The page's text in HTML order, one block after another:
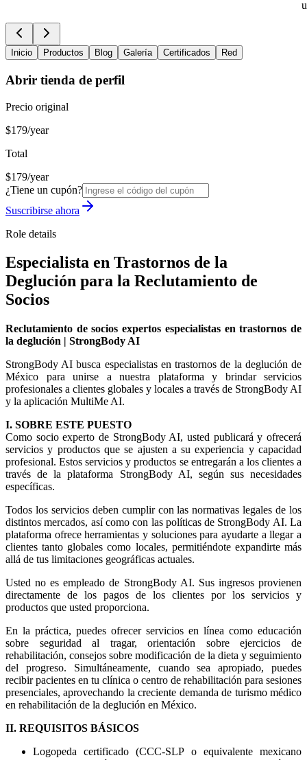
Inicio Productos Blog Galería Certificados Red
Abrir tienda de perfil
Precio original
$179/year
Total
$179/year
¿Tiene un cupón?
Suscribirse ahora
Role details
Especialista en Trastornos de la
Deglución para la Reclutamiento de
Socios
Reclutamiento de socios expertos especialistas en trastornos de
la deglución | StrongBody AI
StrongBody AI busca especialistas en trastornos de la deglución de
México para unirse a nuestra plataforma y brindar servicios
profesionales a clientes globales y locales a través de StrongBody AI
y la aplicación MultiMe AI.
I. SOBRE ESTE PUESTO
Como socio experto de StrongBody AI, usted publicará y ofrecerá
servicios y productos que se ajusten a su experiencia y capacidad
profesional. Estos servicios y productos se entregarán a los clientes a
través de la plataforma StrongBody AI, según sus necesidades
específicas.
Todos los servicios deben cumplir con las normativas legales de los
distintos mercados, así como con las políticas de StrongBody AI. La
plataforma ofrece herramientas y soluciones para ayudarte a llegar a
clientes tanto globales como locales, permitiéndote expandirte más
allá de tus limitaciones geográficas actuales.
Usted no es empleado de StrongBody AI. Sus ingresos provienen
directamente de los pagos de los clientes por los servicios y
productos que usted proporciona.
En la práctica, puedes ofrecer servicios en línea como educación
sobre seguridad al tragar, orientación sobre ejercicios de
rehabilitación, consejos sobre modificación de la dieta y seguimiento
del progreso. Simultáneamente, cuando sea apropiado, puedes
recibir pacientes en tu clínica o centro de rehabilitación para sesiones
presenciales, aprovechando la creciente demanda de turismo médico
en rehabilitación de la deglución en México.
II. REQUISITOS BÁSICOS
Logopeda certificado (CCC-SLP o equivalente mexicano